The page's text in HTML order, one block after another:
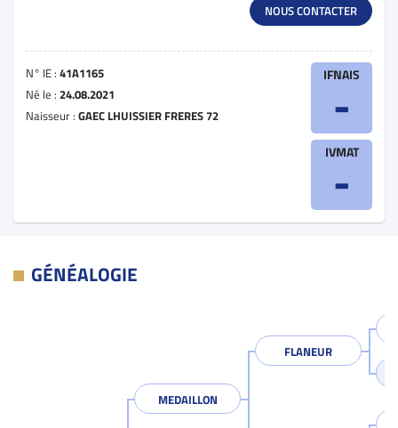
NOUS CONTACTER
N° IE : 41A1165
Né le : 24.08.2021
Naisseur : GAEC LHUISSIER FRERES 72
IFNAIS
-
IVMAT
-
GÉNÉALOGIE
MEDAILLON
FLANEUR